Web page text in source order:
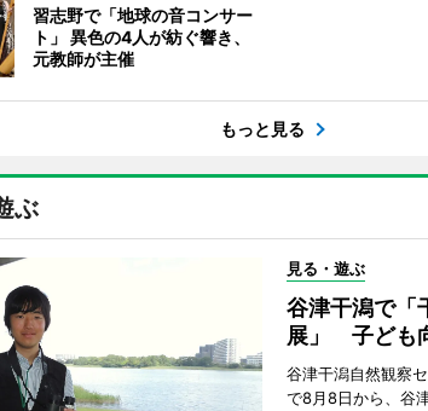
習志野で「地球の音コンサー
ト」 異色の4人が紡ぐ響き、
元教師が主催
もっと見る
ぶ
見る・遊ぶ
谷津干潟で「
展」 子ども
谷津干潟自然観察
で8月8日から、谷